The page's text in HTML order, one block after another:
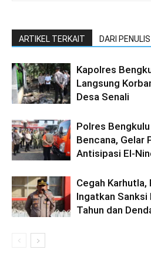
ARTIKEL TERKAIT DARI PENULIS
Kapolres
Langsung
Desa Senali
Polres
Bencana, Gelar
Antisipasi El-
Cegah
Ingatkan Sanksi
Tahun dan